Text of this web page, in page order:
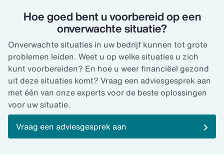
Hoe goed bent u voorbereid op een
onverwachte situatie?
Onverwachte situaties in uw bedrijf kunnen tot grote
problemen leiden. Weet u op welke situaties u zich
kunt voorbereiden? En hoe u weer financiëel gezond
uit deze situaties komt? Vraag een adviesgesprek aan
met één van onze experts voor de beste oplossingen
voor uw situatie.
Vraag een adviesgesprek aan